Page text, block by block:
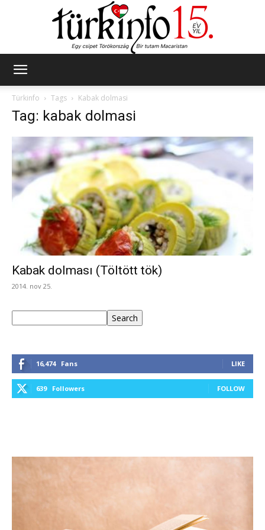
Türkinfo
Tags Kabak dolmasi
Tag: kabak dolmasi
Kabak dolması (Töltött tök)
2014. nov 25.
Search
16,474 Fans LIKE
639 Followers FOLLOW